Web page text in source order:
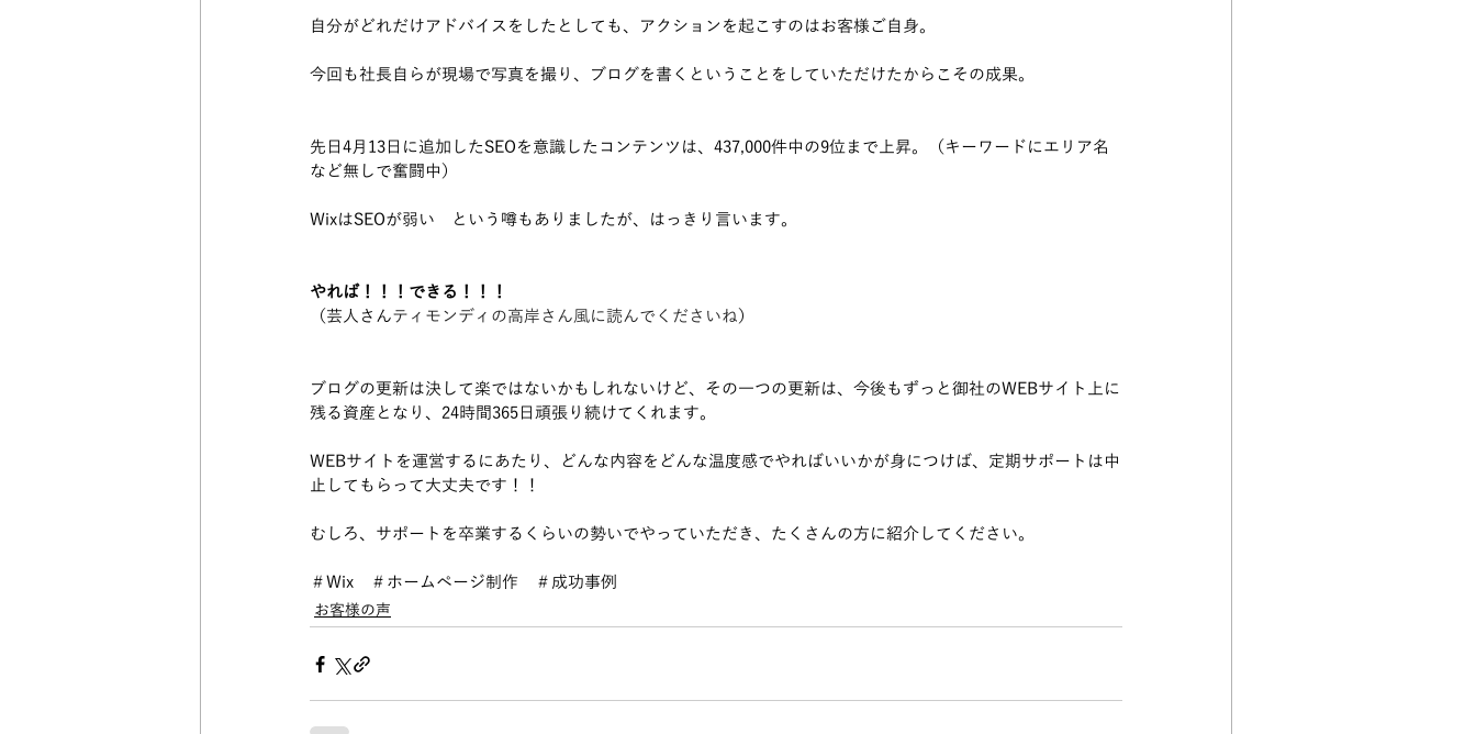
自分がどれだけアドバイスをしたとしても、アクションを起こすのはお客様ご自身。
今回も社長自らが現場で写真を撮り、ブログを書くということをしていただけたからこその成果。
先日4月13日に追加したSEOを意識したコンテンツは、437,000件中の9位まで上昇。（キーワードにエリア名
など無しで奮闘中）
WixはSEOが弱い　という噂もありましたが、はっきり言います。
やれば！！！できる！！！
（芸人さんティモンディの高岸さん風に読んでくださいね）
ブログの更新は決して楽ではないかもしれないけど、その一つの更新は、今後もずっと御社のWEBサイト上に
残る資産となり、24時間365日頑張り続けてくれます。
WEBサイトを運営するにあたり、どんな内容をどんな温度感でやればいいかが身につけば、定期サポートは中
止してもらって大丈夫です！！
むしろ、サポートを卒業するくらいの勢いでやっていただき、たくさんの方に紹介してください。
＃Wix　＃ホームページ制作　＃成功事例
お客様の声